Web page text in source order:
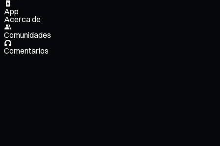
App
Acerca de
Comunidades
Comentarios